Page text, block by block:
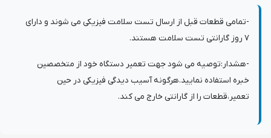
-تمامی قطعات قبل از ارسال تست سلامت فیزیکی می شوند و دارای
-هشدار:توصیه می شود جهت تعمیر دستگاه خود از متخصصین
خبره استفاده نمایید.هرگونه آسیب دیدگی فیزیکی در حین
تعمیر،قطعات را از گارانتی خارج می کند.